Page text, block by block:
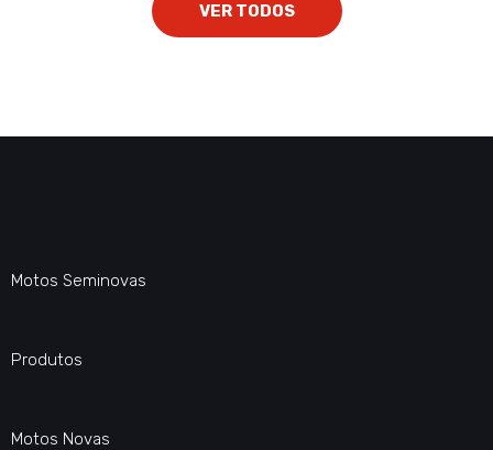
VER TODOS
Motos Seminovas
Produtos
Motos Novas